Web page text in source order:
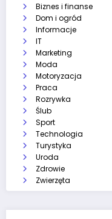
Biznes i finanse
Dom i ogród
Informacje
IT
Marketing
Moda
Motoryzacja
Praca
Rozrywka
Ślub
Sport
Technologia
Turystyka
Uroda
Zdrowie
Zwierzęta